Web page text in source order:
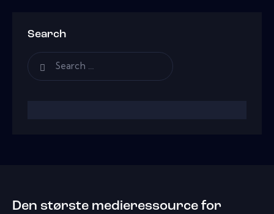
Search
Den største medieressource for